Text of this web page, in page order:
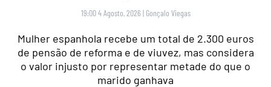
19:00 4 Agosto, 2026 | Gonçalo Viegas
Mulher espanhola recebe um total de 2.300 euros
de pensão de reforma e de viuvez, mas considera
o valor injusto por representar metade do que o
marido ganhava